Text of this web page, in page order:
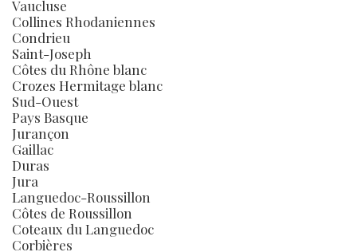
Vaucluse
Collines Rhodaniennes
Condrieu
Saint-Joseph
Côtes du Rhône blanc
Crozes Hermitage blanc
Sud-Ouest
Pays Basque
Jurançon
Gaillac
Duras
Jura
Languedoc-Roussillon
Côtes de Roussillon
Coteaux du Languedoc
Corbières